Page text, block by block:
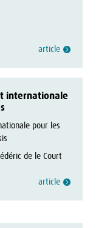
article
internationale
pour les
de le Court
article